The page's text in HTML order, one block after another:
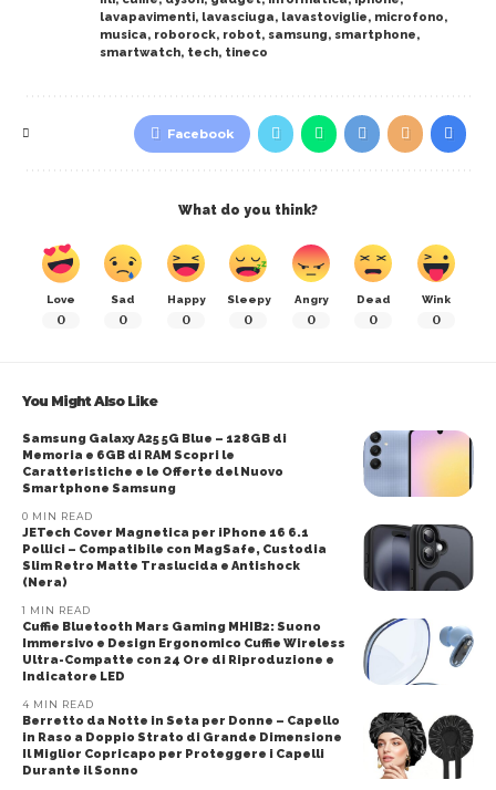
lavapavimenti, lavasciuga, lavastoviglie, microfono,
musica, roborock, robot, samsung, smartphone,
smartwatch, tech, tineco
Facebook
What do you think?
Love
0
Sad
0
Happy
0
Sleepy
0
Angry
0
Dead
0
Wink
0
You Might Also Like
Samsung Galaxy A25 5G Blue – 128GB di
Memoria e 6GB di RAM Scopri le
Caratteristiche e le Offerte del Nuovo
Smartphone Samsung
0 MIN READ
JETech Cover Magnetica per iPhone 16 6.1
Pollici – Compatibile con MagSafe, Custodia
Slim Retro Matte Traslucida e Antishock
(Nera)
1 MIN READ
Cuffie Bluetooth Mars Gaming MHIB2: Suono
Immersivo e Design Ergonomico Cuffie Wireless
Ultra-Compatte con 24 Ore di Riproduzione e
Indicatore LED
4 MIN READ
Berretto da Notte in Seta per Donne – Capello
in Raso a Doppio Strato di Grande Dimensione
Il Miglior Copricapo per Proteggere i Capelli
Durante il Sonno